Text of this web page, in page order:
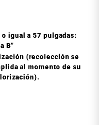
igual a 57 pulgadas:
B”
(recolección se
al momento de su